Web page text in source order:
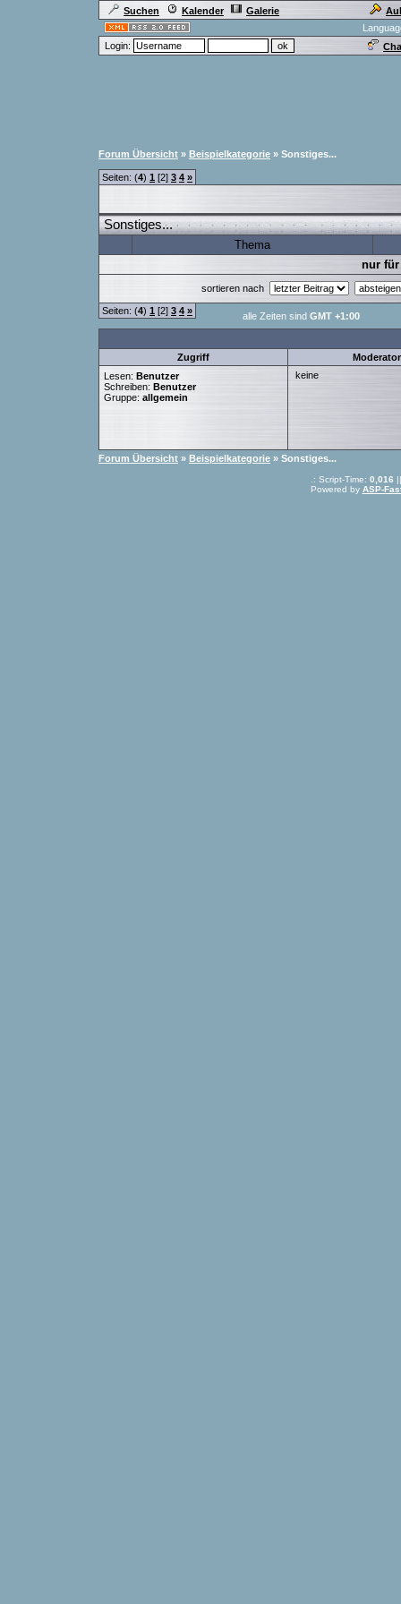
Suchen Kalender Galerie
Login:
Forum Übersicht » Beispielkategorie » Sonstiges...
Seiten: (4) 1 [2] 3 4 »
Sonstiges...
Thema
nur für
sortieren nach
Seiten: (4) 1 [2] 3 4 » alle Zeiten sind GMT +1:00
Zugriff
Lesen: Benutzer
Schreiben: Benutzer
Gruppe: allgemein
keine
Forum Übersicht » Beispielkategorie » Sonstiges...
.: Script-Time: 0,016
Powered by ASP-